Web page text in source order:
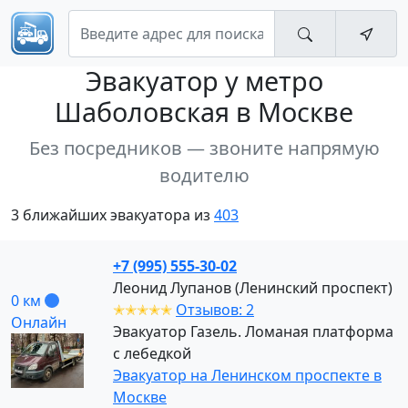
Эвакуатор у метро
Шаболовская в Москве
Без посредников — звоните напрямую
водителю
3 ближайших эвакуатора из 403
0 км
Онлайн
+7 (995) 555-30-02
Леонид Лупанов (Ленинский проспект)
✭✭✭✭✭ Отзывов: 2
Эвакуатор Газель. Ломаная платформа
с лебедкой
Эвакуатор на Ленинском проспекте в
Москве